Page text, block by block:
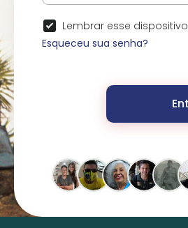
Lembrar esse dispositivo
Esqueceu sua senha?